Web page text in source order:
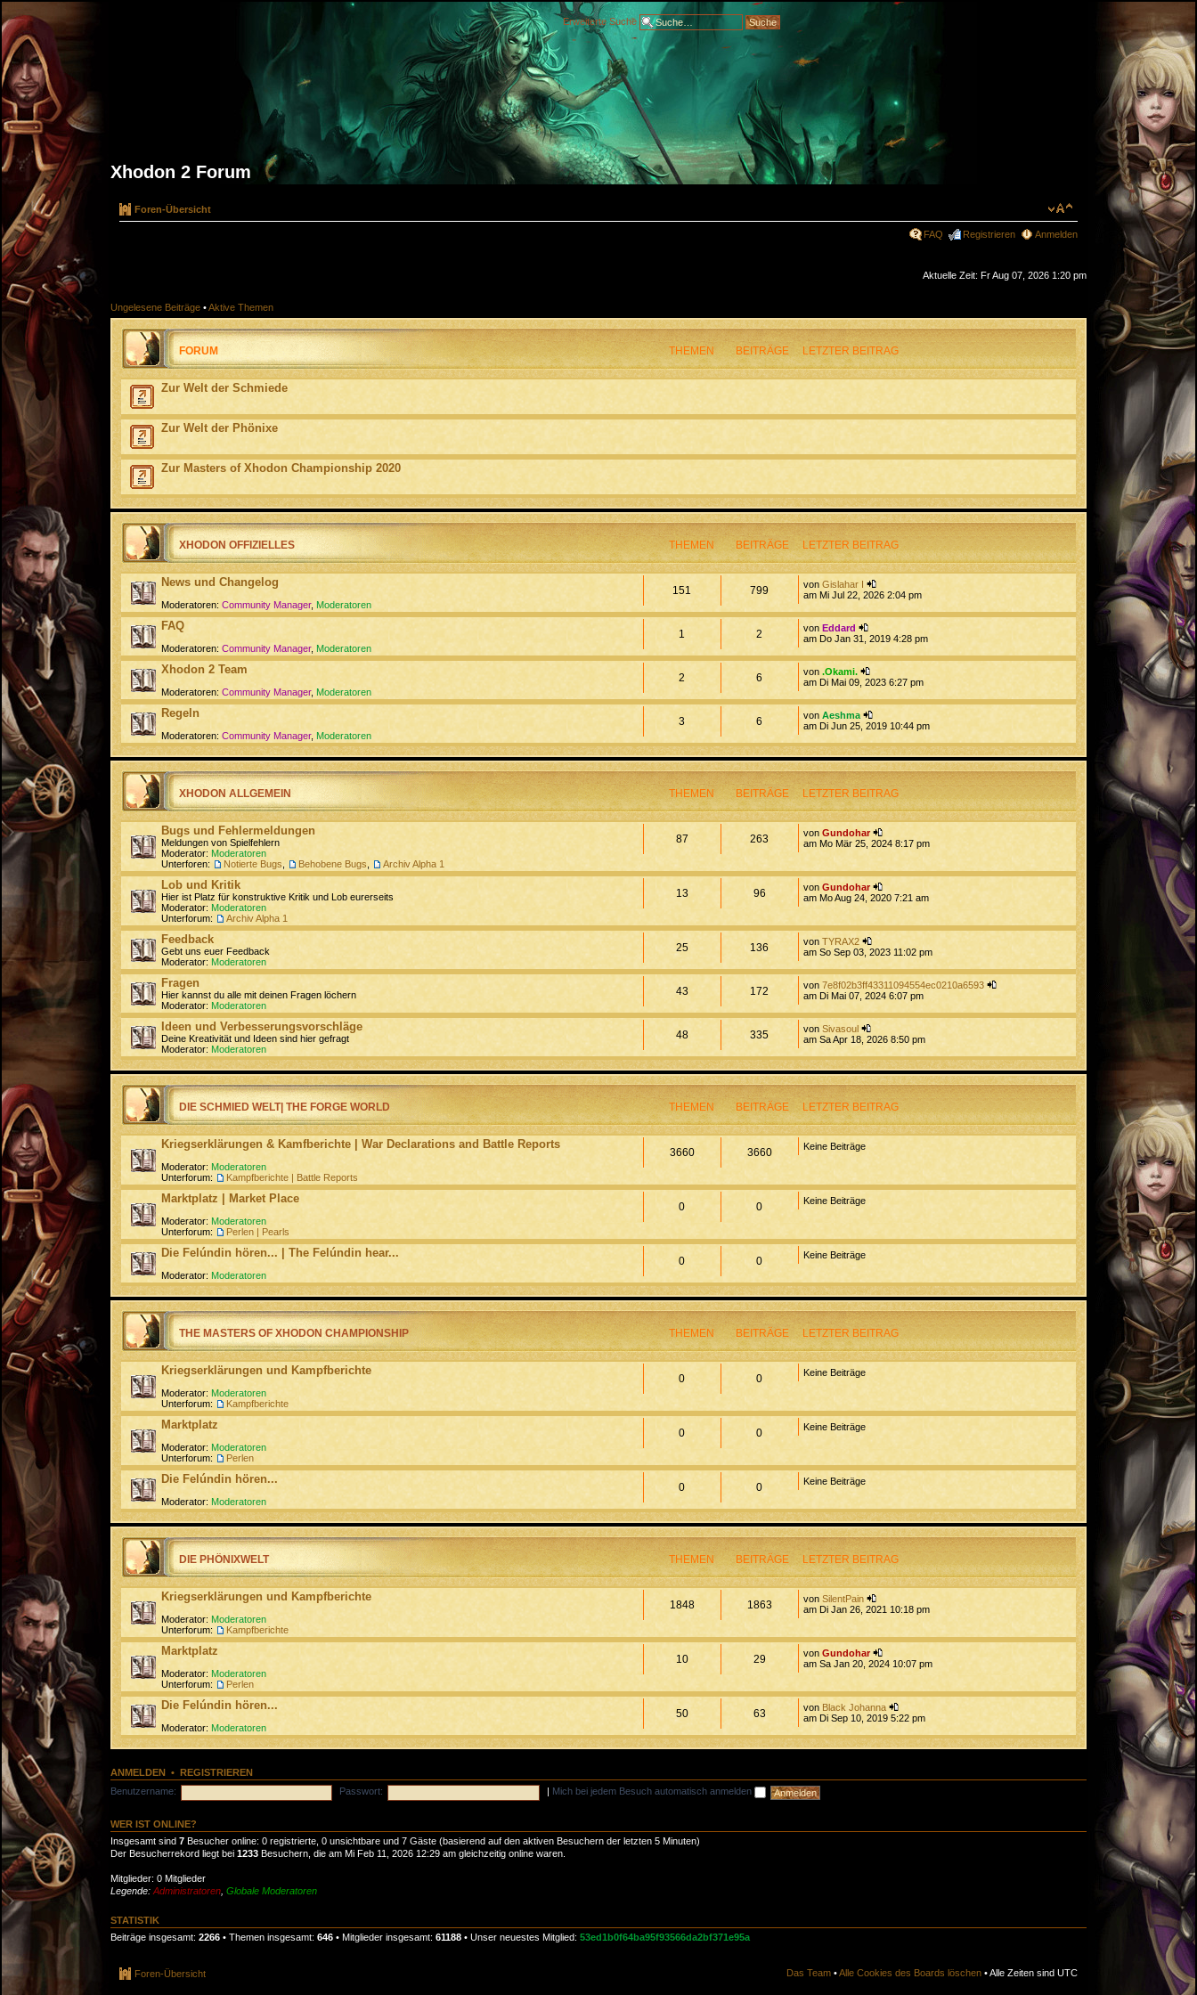
Erweiterte Suche
Xhodon 2 Forum
Foren-Übersicht
FAQ Registrieren Anmelden
Aktuelle Zeit: Fr Aug 07, 2026 1:20 pm
Ungelesene Beiträge •Aktive Themen
FORUM THEMEN BEITRÄGE LETZTER BEITRAG
Zur Welt der Schmiede
Zur Welt der Phönixe
Zur Masters of Xhodon Championship 2020
XHODON OFFIZIELLES THEMEN BEITRÄGE LETZTER BEITRAG
News und Changelog
Moderatoren: Community Manager, Moderatoren
151 799 von Gislahar I
am Mi Jul 22, 2026 2:04 pm
FAQ
Moderatoren: Community Manager, Moderatoren
1 2 von Eddard
am Do Jan 31, 2019 4:28 pm
Xhodon 2 Team
Moderatoren: Community Manager, Moderatoren
2 6 von .Okami.
am Di Mai 09, 2023 6:27 pm
Regeln
Moderatoren: Community Manager, Moderatoren
3 6 von Aeshma
am Di Jun 25, 2019 10:44 pm
XHODON ALLGEMEIN THEMEN BEITRÄGE LETZTER BEITRAG
Bugs und Fehlermeldungen
Meldungen von Spielfehlern
Moderator: Moderatoren
Unterforen:
Notierte Bugs , Behobene Bugs Archiv Alpha 1
87 263 von Gundohar
am Mo Mär 25, 2024 8:17 pm
Lob und Kritik
Hier ist Platz für konstruktive Kritik und Lob eurerseits
Moderator: Moderatoren
Unterforum:
Archiv Alpha 1
13 96 von Gundohar
am Mo Aug 24, 2020 7:21 am
Feedback
Gebt uns euer Feedback
Moderator: Moderatoren
25 136 von TYRAX2
am So Sep 03, 2023 11:02 pm
Fragen
Hier kannst du alle mit deinen Fragen löchern
Moderator: Moderatoren
43 172 von 7e8f02b3ff43311094554ec0210a6593
am Di Mai 07, 2024 6:07 pm
Ideen und Verbesserungsvorschläge
Deine Kreativität und Ideen sind hier gefragt
Moderator: Moderatoren
48 335 von Sivasoul
am Sa Apr 18, 2026 8:50 pm
DIE SCHMIED WELT| THE FORGE WORLD THEMEN BEITRÄGE LETZTER BEITRAG
Kriegserklärungen & Kamfberichte | War Declarations and Battle Reports
Moderator: Moderatoren
Unterforum:
Kampfberichte | Battle Reports
3660 3660 Keine Beiträge
Marktplatz | Market Place
Moderator: Moderatoren
Unterforum:
Perlen | Pearls
0 0 Keine Beiträge
Die Felúndin hören... | The Felúndin hear...
Moderator: Moderatoren
0 0 Keine Beiträge
THE MASTERS OF XHODON CHAMPIONSHIP THEMEN BEITRÄGE LETZTER BEITRAG
Kriegserklärungen und Kampfberichte
Moderator: Moderatoren
Unterforum:
Kampfberichte
0 0 Keine Beiträge
Marktplatz
Moderator: Moderatoren
Unterforum:
Perlen
0 0 Keine Beiträge
Die Felúndin hören...
Moderator: Moderatoren
0 0 Keine Beiträge
DIE PHÖNIXWELT THEMEN BEITRÄGE LETZTER BEITRAG
Kriegserklärungen und Kampfberichte
Moderator: Moderatoren
Unterforum:
Kampfberichte
1848 1863 von SilentPain
am Di Jan 26, 2021 10:18 pm
Marktplatz
Moderator: Moderatoren
Unterforum:
Perlen
10 29 von Gundohar
am Sa Jan 20, 2024 10:07 pm
Die Felúndin hören...
Moderator: Moderatoren
50 63 von Black Johanna
am Di Sep 10, 2019 5:22 pm
ANMELDEN • REGISTRIEREN
Benutzername:
Passwort: Mich bei jedem Besuch automatisch anmelden
WER IST ONLINE?
Insgesamt sind 7 Besucher online: 0 registrierte, 0 unsichtbare und 7 Gäste (basierend auf den aktiven Besuchern der letzten 5 Minuten)
Der Besucherrekord liegt bei 1233 Besuchern, die am Mi Feb 11, 2026 12:29 am gleichzeitig online waren.
Mitglieder: 0 Mitglieder
Legende: Administratoren Globale Moderatoren
STATISTIK
Beiträge insgesamt: 2266 • Themen insgesamt: 646 • Mitglieder insgesamt: 61188 • Unser neuestes Mitglied: 53ed1b0f64ba95f93566da2bf371e95a
Foren-Übersicht Das Team •Alle Cookies des Boards löschen • Alle Zeiten sind UTC